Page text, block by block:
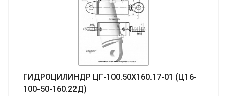
ГИДРОЦИЛИНДР ЦГ-100.50Х160.17-01 (Ц16-
100-50-160.22Д)